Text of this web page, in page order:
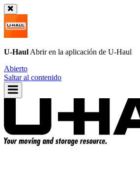
U-Haul Abrir en la aplicación de U-Haul
Abierto
Saltar al contenido